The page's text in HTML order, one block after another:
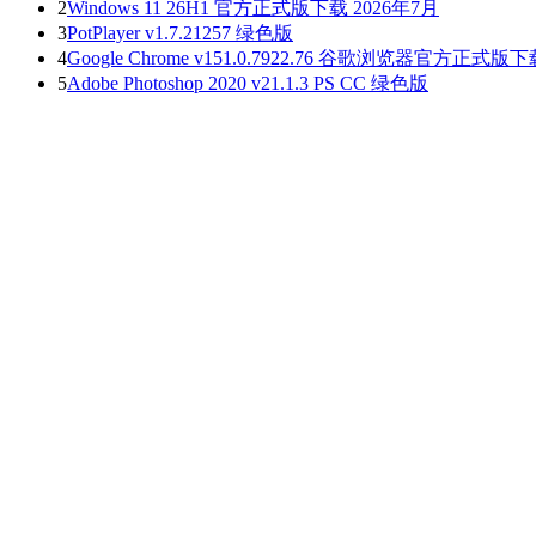
2Windows 11 26H1 官方正式版下载 2026年7月
3PotPlayer v1.7.21257 绿色版
4Google Chrome v151.0.7922.76 谷歌浏览器官方正式版下
5Adobe Photoshop 2020 v21.1.3 PS CC 绿色版